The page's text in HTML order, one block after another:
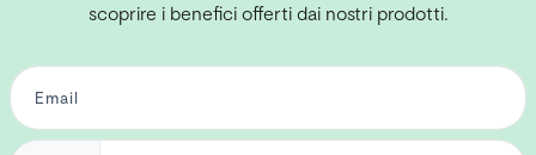
scoprire i benefici offerti dai nostri prodotti.